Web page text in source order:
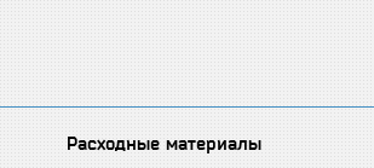
Расходные материалы